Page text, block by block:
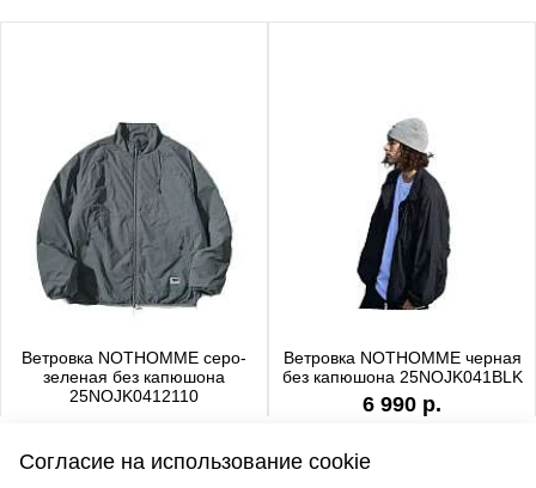
Ветровка NOTHOMME серо-
зеленая без капюшона
25NOJK0412110
Ветровка NOTHOMME черная
без капюшона 25NOJK041BLK
6 990 р.
Согласие на использование cookie